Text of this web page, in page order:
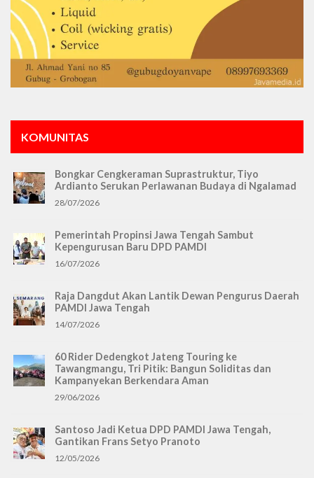
KOMUNITAS
Bongkar Cengkeraman Suprastruktur, Tiyo
Ardianto Serukan Perlawanan Budaya di Ngalamad
28/07/2026
Pemerintah Propinsi Jawa Tengah Sambut
Kepengurusan Baru DPD PAMDI
16/07/2026
Raja Dangdut Akan Lantik Dewan Pengurus Daerah
PAMDI Jawa Tengah
14/07/2026
60 Rider Dedengkot Jateng Touring ke
Tawangmangu, Tri Pitik: Bangun Soliditas dan
Kampanyekan Berkendara Aman
29/06/2026
Santoso Jadi Ketua DPD PAMDI Jawa Tengah,
Gantikan Frans Setyo Pranoto
12/05/2026